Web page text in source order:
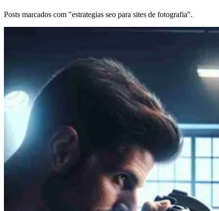
Posts marcados com "estrategias seo para sites de fotografia".